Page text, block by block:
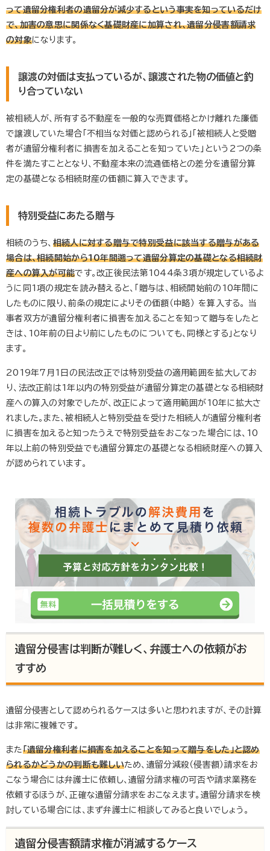
って遺留分権利者の遺留分が減少するという事実を知っているだけ
で、加害の意思に関係なく基礎財産に加算され、遺留分侵害額請求
の対象になります。
譲渡の対価は支払っているが、譲渡された物の価値と釣
り合っていない
被相続人が、所有する不動産を一般的な売買価格とかけ離れた廉価
で譲渡していた場合「不相当な対価と認められる」「被相続人と受贈
者が遺留分権利者に損害を加えることを知っていた」という2つの条
件を満たすこととなり、不動産本来の流通価格との差分を遺留分算
定の基礎となる相続財産の価額に算入できます。
特別受益にあたる贈与
相続のうち、 相続人に対する贈与で特別受益に該当する贈与がある
場合は、相続開始から10年間遡って遺留分算定の基礎となる相続財
産への算入が可能です。改正後民法第1044条3項が規定しているよ
うに同1項の規定を読み替えると、「贈与は、相続開始前の10年間に
したものに限り、前条の規定によりその価額（中略） を算入する。 当
事者双方が遺留分権利者に損害を加えることを知って贈与をしたと
きは、10年前の日より前にしたものについても、同様とする」となり
ます。
2019年7月1日の民法改正では特別受益の適用範囲を拡大してお
り、法改正前は1年以内の特別受益が遺留分算定の基礎となる相続財
産への算入の対象でしたが、改正によって適用範囲が10年に拡大さ
れました。また、被相続人と特別受益を受けた相続人が遺留分権利者
に損害を加えると知ったうえで特別受益をおこなった場合には、10
年以上前の特別受益でも遺留分算定の基礎となる相続財産への算入
が認められています。
遺留分侵害は判断が難しく、弁護士への依頼がお
すすめ
遺留分侵害として認められるケースは多いと思われますが、その計算
は非常に複雑です。
また「遺留分権利者に損害を加えることを知って贈与をした」と認め
られるかどうかの判断も難しいため、遺留分減殺（侵害額）請求をお
こなう場合には弁護士に依頼し、遺留分請求権の可否や請求業務を
依頼するほうが、正確な遺留分請求をおこなえます。遺留分請求を検
討している場合には、まず弁護士に相談してみると良いでしょう。
遺留分侵害額請求権が消滅するケース